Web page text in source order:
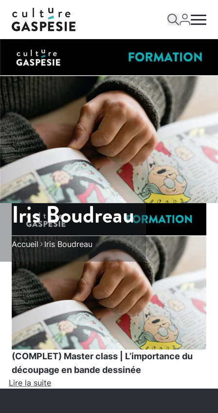
Iris Boudreau
Accueil Iris Boudreau
(COMPLET) Master class | L’importance du
découpage en bande dessinée
Lire la suite